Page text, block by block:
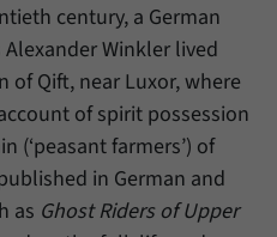
century, a German
Winkler lived
Qift, near Luxor, where
of spirit possession
(‘peasant farmers’) of
in German and
as Ghost Riders of Upper